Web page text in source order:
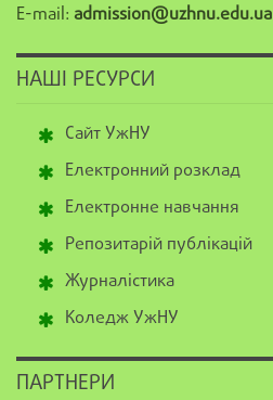
E-mail: admission@uzhnu.edu.ua
НАШІ РЕСУРСИ
Сайт УжНУ
Електронний розклад
Електронне навчання
Репозитарій публікацій
Журналістика
Коледж УжНУ
ПАРТНЕРИ